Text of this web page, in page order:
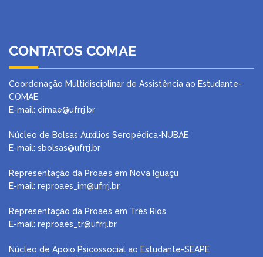
CONTATOS COMAE
Coordenação Multidisciplinar de Assistência ao Estudante-
COMAE
E-mail: dimae@ufrrj.br
Núcleo de Bolsas Auxílios Seropédica-NUBAE
E-mail: sbolsas@ufrrj.br
Representação da Proaes em Nova Iguaçu
E-mail: reproaes_im@ufrrj.br
Representação da Proaes em Três Rios
E-mail: reproaes_tr@ufrrj.br
Núcleo de Apoio Psicossocial ao Estudante-SEAPE